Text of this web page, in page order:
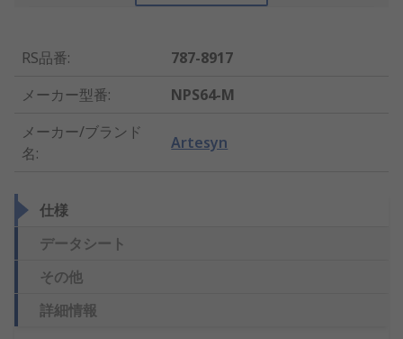
RS品番:
787-8917
メーカー型番:
NPS64-M
メーカー/ブランド
名:
Artesyn
仕様
データシート
その他
詳細情報